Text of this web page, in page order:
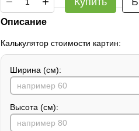
Описание
Калькулятор стоимости картин:
Ширина (см):
Высота (см):